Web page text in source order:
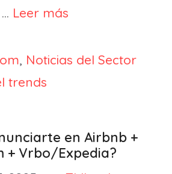
Leer más
, Noticias del Sector
trends
en Airbnb +
+ Vrbo/Expedia?